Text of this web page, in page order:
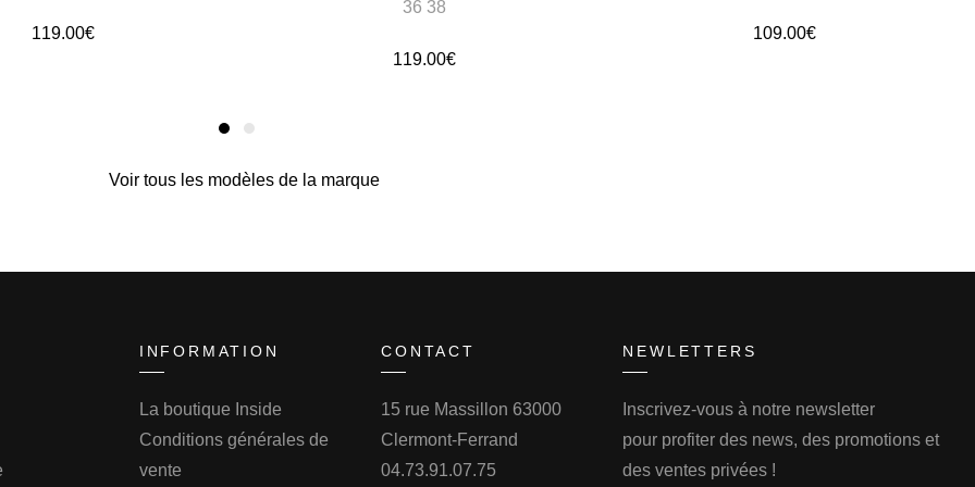
119.00€
36 38
119.00€
109.00€
Voir tous les modèles de la marque
INFORMATION
La boutique Inside
Conditions générales de
vente
CONTACT
15 rue Massillon 63000
Clermont-Ferrand
04.73.91.07.75
NEWLETTERS
Inscrivez-vous à notre newsletter
pour profiter des news, des promotions et
des ventes privées !